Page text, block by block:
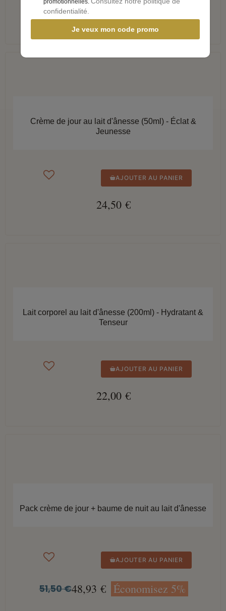
Crème de jour au lait d'ânesse (50ml) - Éclat &
Jeunesse
AJOUTER AU PANIER
24,50 €
Lait corporel au lait d'ânesse (200ml) - Hydratant &
Tenseur
AJOUTER AU PANIER
22,00 €
Pack crème de jour + baume de nuit au lait d'ânesse
AJOUTER AU PANIER
51,50 €48,93 € Économisez 5%
confidentialité.
Je veux mon code promo